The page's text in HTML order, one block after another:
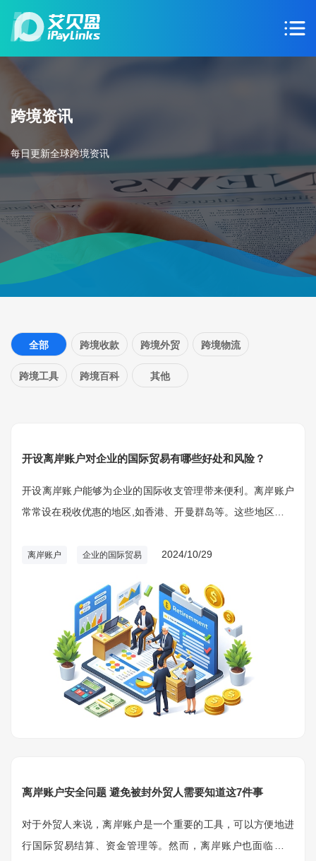
跨境资讯
每日更新全球跨境资讯
全部 跨境收款 跨境外贸 跨境物流
跨境工具 跨境百科 其他
开设离岸账户对企业的国际贸易有哪些好处和风险？
开设离岸账户能够为企业的国际收支管理带来便利。离岸账户
常常设在税收优惠的地区,如香港、开曼群岛等。这些地区的汇
金,提高资金使用效率。离岸账户还可以帮助企业规避一些国内
离岸账户 企业的国际贸易 2024/10/29
离岸账户安全问题 避免被封外贸人需要知道这7件事
对于外贸人来说，离岸账户是一个重要的工具，可以方便地进
行国际贸易结算、资金管理等。然而，离岸账户也面临着封